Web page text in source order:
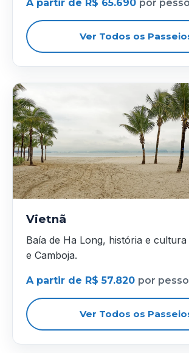
A partir de R$ 65.690 por
Ver Todos os
Vietnã
Baía de Ha Long, história e
e Camboja.
A partir de R$ 57.820 por
Ver Todos os